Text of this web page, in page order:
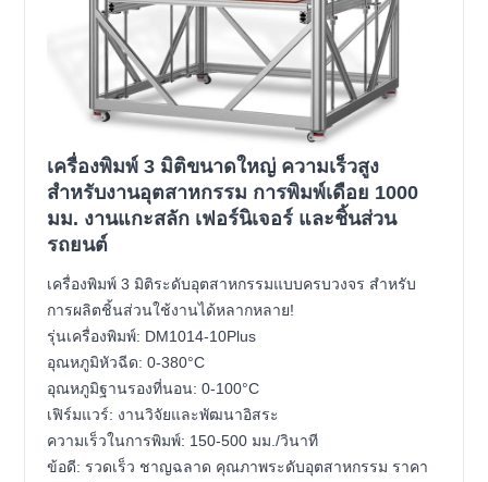
เครื่องพิมพ์ 3 มิติขนาดใหญ่ ความเร็วสูง
สำหรับงานอุตสาหกรรม การพิมพ์เดือย 1000
มม. งานแกะสลัก เฟอร์นิเจอร์ และชิ้นส่วน
รถยนต์
เครื่องพิมพ์ 3 มิติระดับอุตสาหกรรมแบบครบวงจร สำหรับ
การผลิตชิ้นส่วนใช้งานได้หลากหลาย!
รุ่นเครื่องพิมพ์: DM1014-10Plus
อุณหภูมิหัวฉีด: 0-380°C
อุณหภูมิฐานรองที่นอน: 0-100°C
เฟิร์มแวร์: งานวิจัยและพัฒนาอิสระ
ความเร็วในการพิมพ์: 150-500 มม./วินาที
ข้อดี: รวดเร็ว ชาญฉลาด คุณภาพระดับอุตสาหกรรม ราคา